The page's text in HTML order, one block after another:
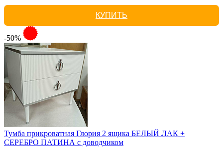
КУПИТЬ
-50%
Тумба прикроватная Глория 2 ящика БЕЛЫЙ ЛАК +
СЕРЕБРО ПАТИНА с доводчиком